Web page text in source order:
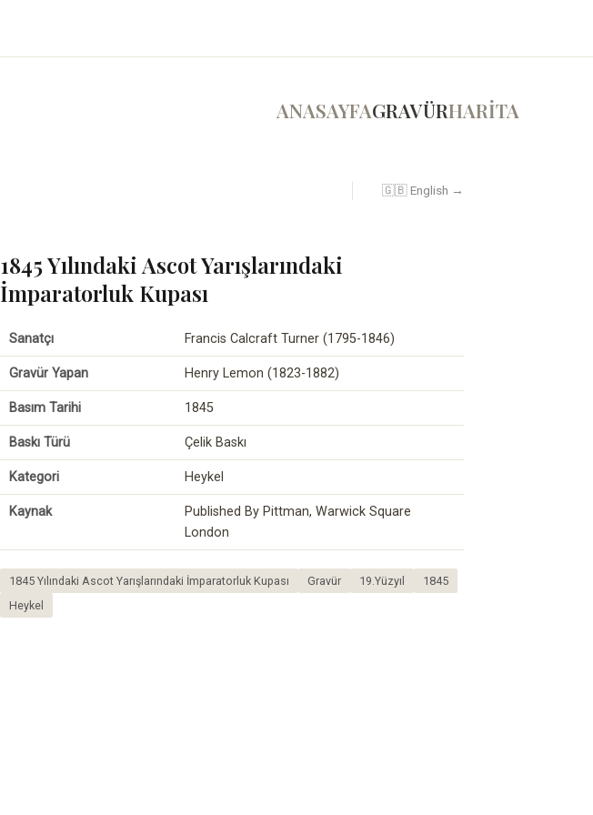
ANASAYFAGRAVÜRHARİTA
🇬🇧 English →
1845 Yılındaki Ascot Yarışlarındaki
İmparatorluk Kupası
Sanatçı Francis Calcraft Turner (1795-1846)
Gravür Yapan Henry Lemon (1823-1882)
Basım Tarihi 1845
Baskı Türü Çelik Baskı
Kategori Heykel
Kaynak
Published By Pittman, Warwick Square
London
1845 Yılındaki Ascot Yarışlarındaki İmparatorluk Kupası Gravür 19.Yüzyıl
1845
Heykel